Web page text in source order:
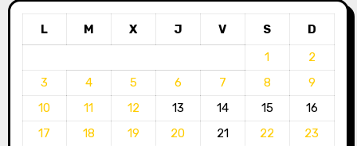
L M X J V S
D
1
2
3
4 5 6 7 8
9
10
11 12 13 14 15
16
17
18 19 20 21 22
23